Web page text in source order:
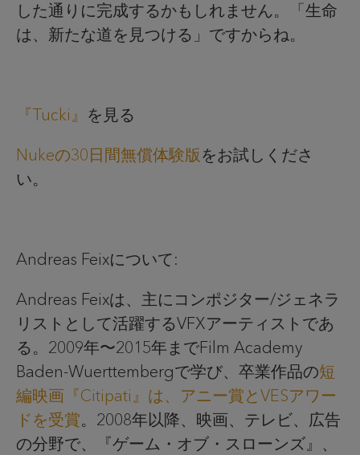
した通りに完成するかもしれません。「生命
は、新たな道を見つける」ですからね。
『Tucki』 を見る
Nukeの30日間無償体験版をお試しくださ
い。
Andreas Feixについて:
Andreas Feixは、主にコンポジター/ジェネラ
リストとして活躍するVFXアーティストであ
る。2009年〜2015年までFilm Academy
Baden-Wuerttembergで学び、卒業作品の短
編映画『Citipati』は、アニー賞とVESアワー
ドを受賞。2008年以降、映画、テレビ、広告
の分野で、『ゲーム・オブ・スローンズ』、